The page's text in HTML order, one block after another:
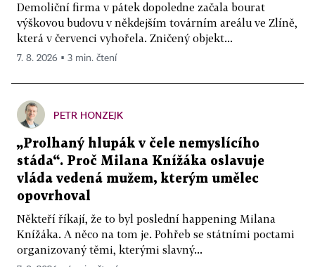
Demoliční firma v pátek dopoledne začala bourat
výškovou budovu v někdejším továrním areálu ve Zlíně,
která v červenci vyhořela. Zničený objekt...
7. 8. 2026 ▪ 3 min. čtení
PETR HONZEJK
„Prolhaný hlupák v čele nemyslícího
stáda“. Proč Milana Knížáka oslavuje
vláda vedená mužem, kterým umělec
opovrhoval
Někteří říkají, že to byl poslední happening Milana
Knížáka. A něco na tom je. Pohřeb se státními poctami
organizovaný těmi, kterými slavný...